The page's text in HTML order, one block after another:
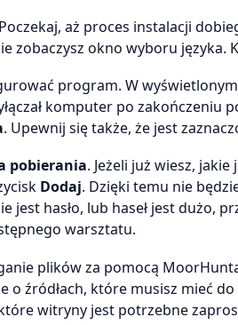
aż proces instalacji
zobaczysz okno wyboru języka.
program. W
komputer po zakończeniu
. Upewnij się także, że jest
pobierania. Jeżeli już wiesz,
Dodaj. Dzięki temu nie
jest hasło, lub haseł jest dużo,
warsztatu.
plików za pomocą
o źródłach, które musisz mieć
witryny jest potrzebne